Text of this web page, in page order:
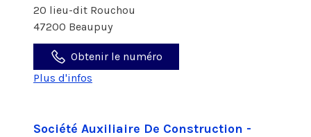
20 lieu-dit Rouchou
47200 Beaupuy
Obtenir le numéro
Plus d'infos
Société Auxiliaire De Construction -